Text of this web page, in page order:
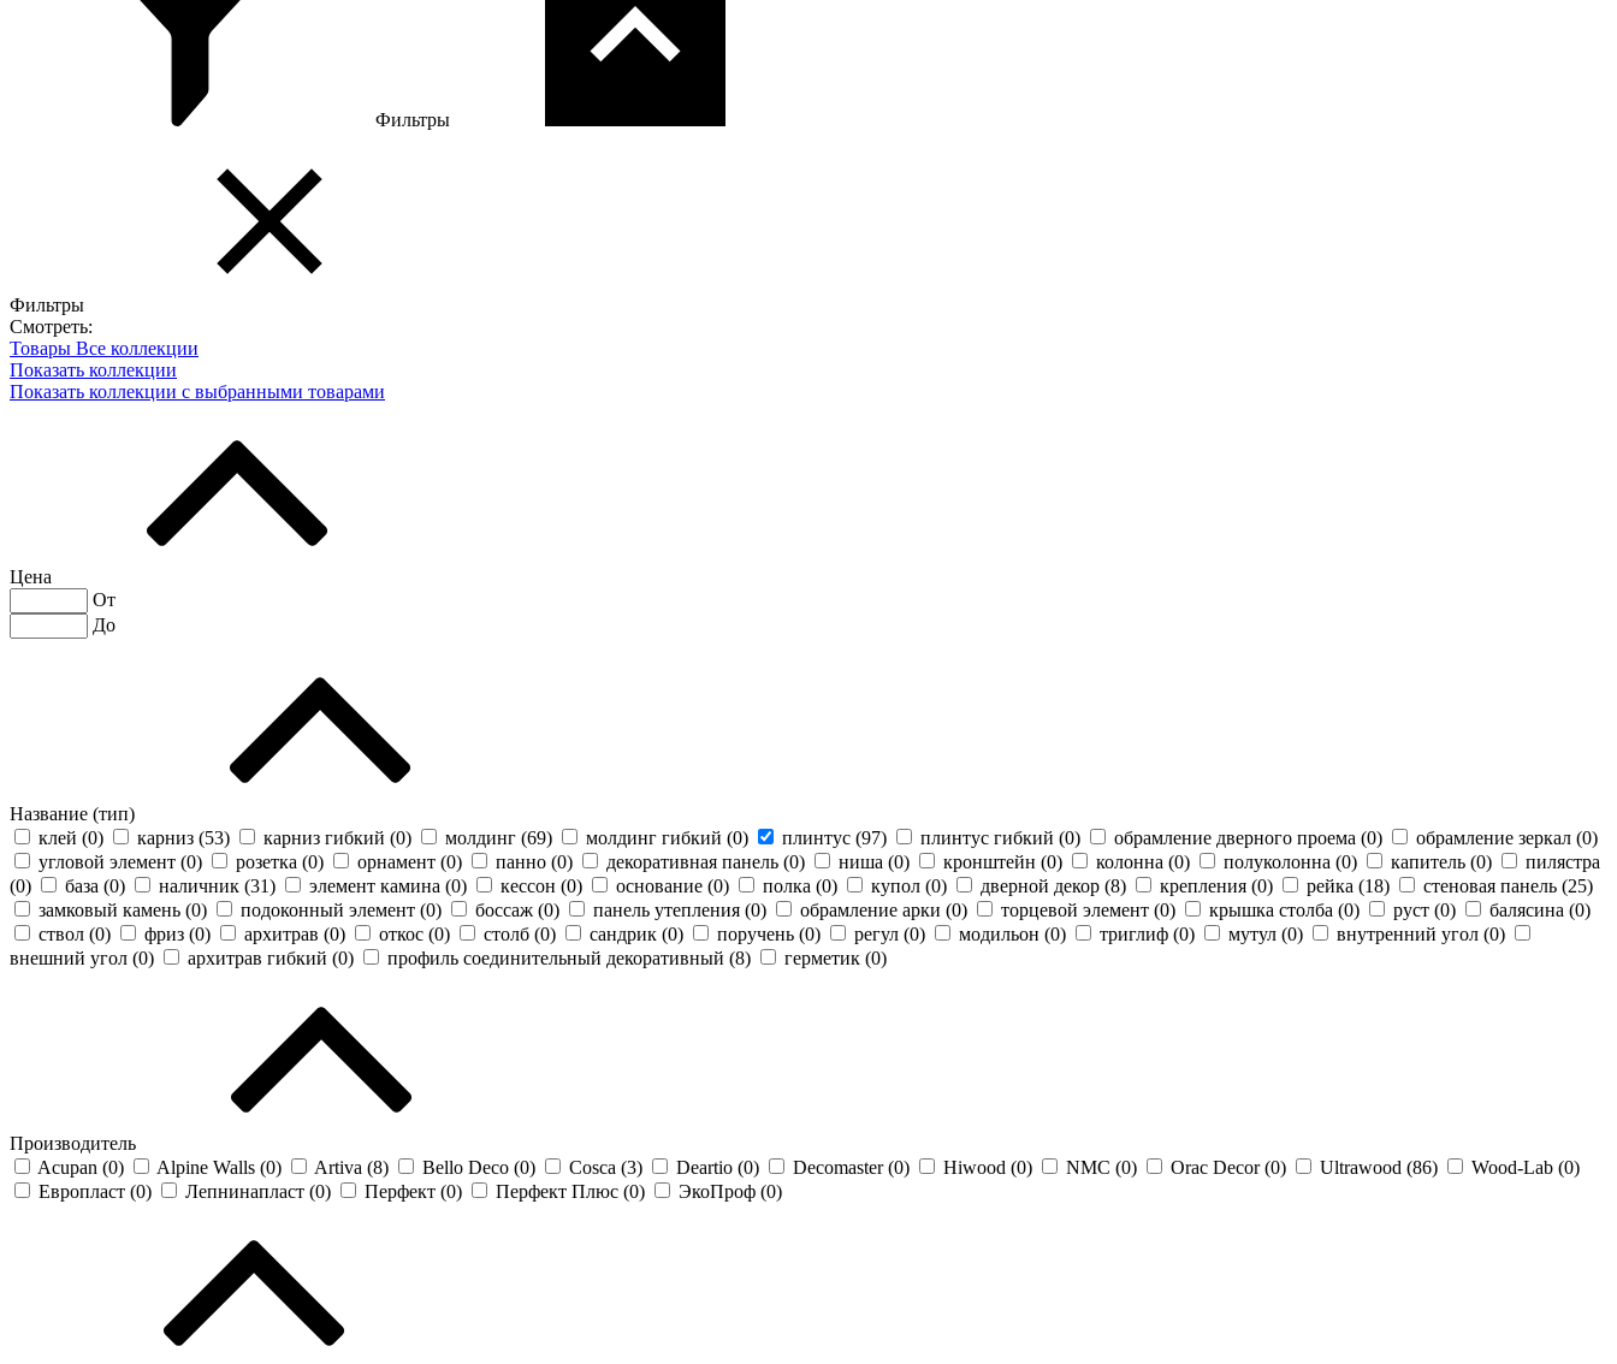
Фильтры
Фильтры
Смотреть:
Товары Все коллекции
Показать коллекции
Показать коллекции с выбранными товарами
Цена
От
До
Название (тип)
клей (0) карниз (53) карниз гибкий (0) молдинг (69) молдинг гибкий (0) плинтус (97) плинтус гибкий (0) обрамление дверного проема (0) обрамление зеркал (0)
угловой элемент (0) розетка (0) орнамент (0) панно (0) декоративная панель (0) ниша (0) кронштейн (0) колонна (0) полуколонна (0) капитель (0)
пилястра
(0) база (0) наличник (31) элемент камина (0) кессон (0) основание (0) полка (0) купол (0) дверной декор (8) крепления (0) рейка (18) стеновая панель (25)
замковый камень (0) подоконный элемент (0) боссаж (0) панель утепления (0) обрамление арки (0) торцевой элемент (0) крышка столба (0) руст (0) балясина (0)
ствол (0) фриз (0) архитрав (0) откос (0) столб (0) сандрик (0) поручень (0) регул (0) модильон (0) триглиф (0) мутул (0) внутренний угол (0)
внешний угол (0) архитрав гибкий (0) профиль соединительный декоративный (8) герметик (0)
Производитель
Acupan (0) Alpine Walls (0) Artiva (8) Bello Deco (0) Cosca (3) Deartio (0) Decomaster (0) Hiwood (0) NMC (0) Orac Decor (0) Ultrawood (86) Wood-Lab (0)
Европласт (0) Лепнинапласт (0) Перфект (0) Перфект Плюс (0) ЭкоПроф (0)